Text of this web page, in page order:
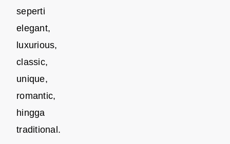
seperti
elegant,
luxurious,
classic,
unique,
romantic,
hingga
traditional.